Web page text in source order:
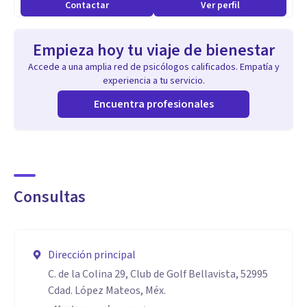
autocrítica excesiva, regulación emocional, ansiedad
presentan dificultades en sus relaciones, patrones
relacionales repetitivos, dependencia emocional y secuelas
de vínculos con dinámicas narcisistas.
cambio personal o profesional.
sus patrones, desarrollar herramientas prácticas y
construir una relación más consciente consigo mismas y
Contactar Ver perfil
Empieza hoy tu viaje de bienestar
Accede a una amplia red de psicólogos calificados. Empatía y
experiencia a tu servicio.
Encuentra profesionales
Consultas
Dirección principal
C. de la Colina 29, Club de Golf Bellavista, 52995
Cdad. López Mateos, Méx.